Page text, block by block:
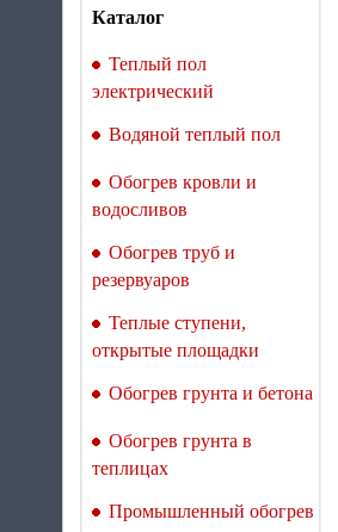
Каталог
Теплый пол
электрический
Водяной теплый пол
Обогрев кровли и
водосливов
Обогрев труб и
резервуаров
Теплые ступени,
открытые площадки
Обогрев грунта и бетона
Обогрев грунта в
теплицах
Промышленный обогрев